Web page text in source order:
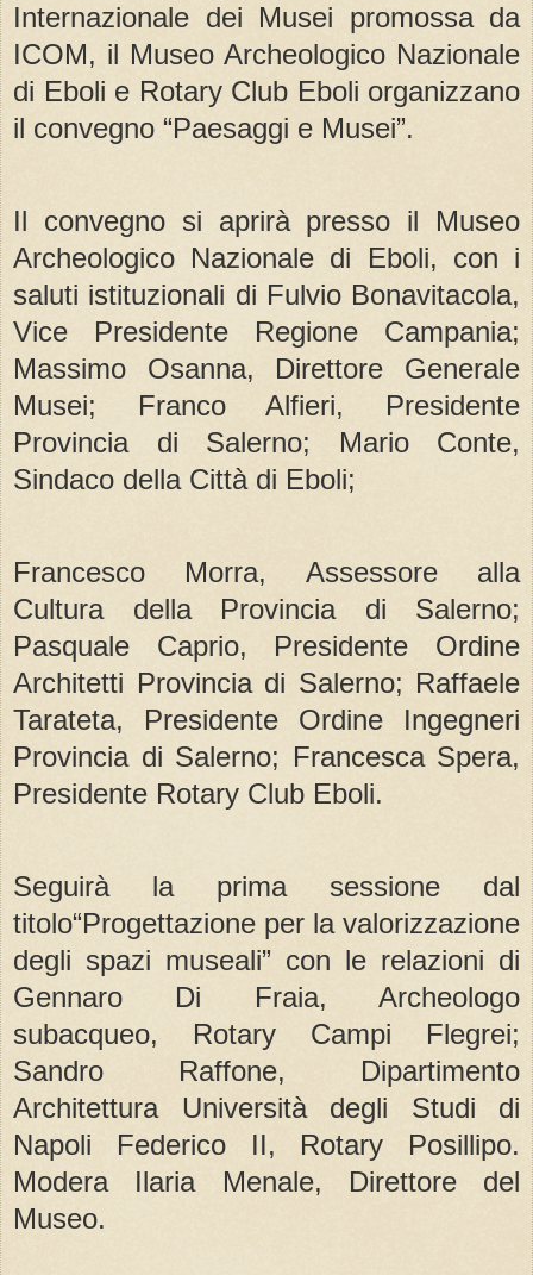
Internazionale dei Musei promossa da
ICOM, il Museo Archeologico Nazionale
di Eboli e Rotary Club Eboli organizzano
il convegno “Paesaggi e Musei”.
Il convegno si aprirà presso il Museo
Archeologico Nazionale di Eboli, con i
saluti istituzionali di Fulvio Bonavitacola,
Vice Presidente Regione Campania;
Massimo Osanna, Direttore Generale
Musei; Franco Alfieri, Presidente
Provincia di Salerno; Mario Conte,
Sindaco della Città di Eboli;
Francesco Morra, Assessore alla
Cultura della Provincia di Salerno;
Pasquale Caprio, Presidente Ordine
Architetti Provincia di Salerno; Raffaele
Tarateta, Presidente Ordine Ingegneri
Provincia di Salerno; Francesca Spera,
Presidente Rotary Club Eboli.
Seguirà la prima sessione dal
titolo“Progettazione per la valorizzazione
degli spazi museali” con le relazioni di
Gennaro Di Fraia, Archeologo
subacqueo, Rotary Campi Flegrei;
Sandro Raffone, Dipartimento
Architettura Università degli Studi di
Napoli Federico II, Rotary Posillipo.
Modera Ilaria Menale, Direttore del
Museo.